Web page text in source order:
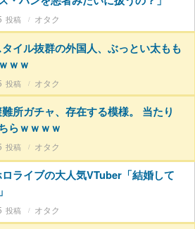
オタク
タイル抜群の外国人、ぶっとい太もも
ｗｗ
オタク
難所ガチャ、存在する模様。 当たり
らｗｗｗｗ
オタク
ロライブの大人気VTuber「結婚して
オタク